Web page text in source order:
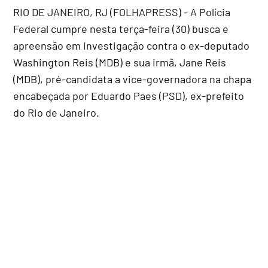
RIO DE JANEIRO, RJ (FOLHAPRESS) - A Polícia
Federal cumpre nesta terça-feira (30) busca e
apreensão em investigação contra o ex-deputado
Washington Reis (MDB) e sua irmã, Jane Reis
(MDB), pré-candidata a vice-governadora na chapa
encabeçada por Eduardo Paes (PSD), ex-prefeito
do Rio de Janeiro.